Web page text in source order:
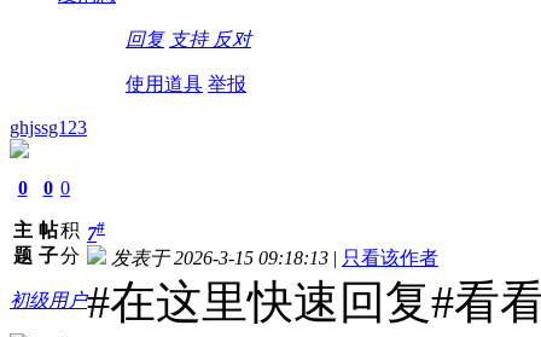
回复 支持 反对
使用道具 举报
ghjssg123
0
主
题
0
帖
子
0
积
分
初级用户
7#
发表于 2026-3-15 09:18:13 | 只看该作者
#在这里快速回复#看